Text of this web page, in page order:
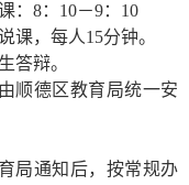
：8：10－9：10
课，每人15分钟。
答辩。
顺德区教育局统一安
局通知后，按常规办